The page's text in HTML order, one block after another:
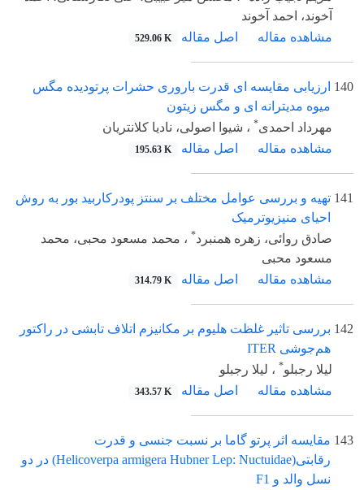
آخوند، احمد آخوند
مشاهده مقاله
اصل مقاله 529.06 K
140 ارزیابی مقایسه ای قدرت باروری حشرات پرتودیده مگس
میوه مدیترانه ای و مگس زیتون
مهرداد احمدی* ، شیوا اصولی، نادیا کلانتریان
مشاهده مقاله
اصل مقاله 195.63 K
141 تهیه و بررسی عوامل مختلف بر سنتز پودرکاربید بور به روش
احیای منیزیوترمیک
صادق روائی، زهره همنبرد* ، محمد مسعود محبی، محمد
مسعود محبی
مشاهده مقاله
اصل مقاله 314.79 K
142 بررسی تاثیر غلظت هلیوم بر مکانیزم اتلاف تابشی در راکتور
هم‌جوشی ITER
لیلا رجبلو* ، لیلا رجبلو
مشاهده مقاله
اصل مقاله 343.57 K
143 مقایسه اثر پرتو گاما بر نسبت جنسی و قدرت
رقابتی(Helicoverpa armigera Hubner Lep: Nuctuidae) در دو
نسل والد و F1